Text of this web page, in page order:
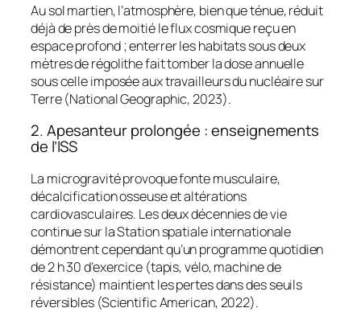
Au sol martien, l’atmosphère, bien que ténue, réduit
déjà de près de moitié le flux cosmique reçu en
espace profond ; enterrer les habitats sous deux
mètres de régolithe fait tomber la dose annuelle
sous celle imposée aux travailleurs du nucléaire sur
Terre (National Geographic, 2023).
2. Apesanteur prolongée : enseignements
de l’ISS
La microgravité provoque fonte musculaire,
décalcification osseuse et altérations
cardiovasculaires. Les deux décennies de vie
continue sur la Station spatiale internationale
démontrent cependant qu’un programme quotidien
de 2 h 30 d’exercice (tapis, vélo, machine de
résistance) maintient les pertes dans des seuils
réversibles (Scientific American, 2022).